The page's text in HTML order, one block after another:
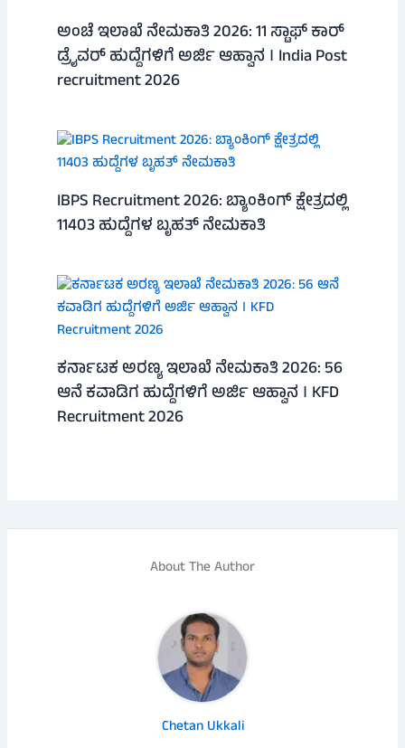
ಅಂಚೆ ಇಲಾಖೆ ನೇಮಕಾತಿ 2026: 11 ಸ್ಟಾಫ್ ಕಾರ್
ಡ್ರೈವರ್ ಹುದ್ದೆಗಳಿಗೆ ಅರ್ಜಿ ಆಹ್ವಾನ । India Post
recruitment 2026
IBPS Recruitment 2026: ಬ್ಯಾಂಕಿಂಗ್ ಕ್ಷೇತ್ರದಲ್ಲಿ
11403 ಹುದ್ದೆಗಳ ಬೃಹತ್ ನೇಮಕಾತಿ
ಕರ್ನಾಟಕ ಅರಣ್ಯ ಇಲಾಖೆ ನೇಮಕಾತಿ 2026: 56
ಆನೆ ಕವಾಡಿಗ ಹುದ್ದೆಗಳಿಗೆ ಅರ್ಜಿ ಆಹ್ವಾನ । KFD
Recruitment 2026
About The Author
Chetan Ukkali